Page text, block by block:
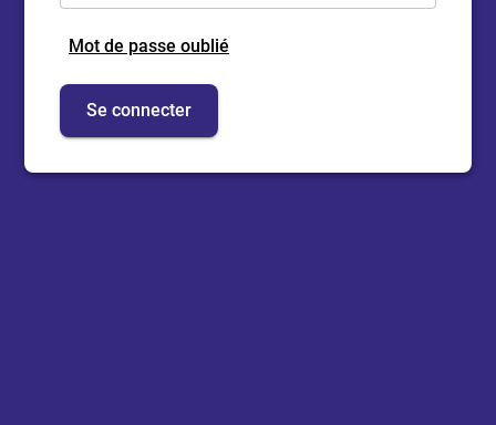
Mot de passe oublié
Se connecter